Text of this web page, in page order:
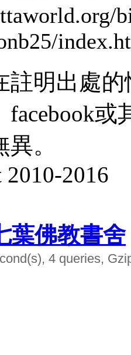
註明出處
facebook
。
2016
葉佛教書舍
4 queries,